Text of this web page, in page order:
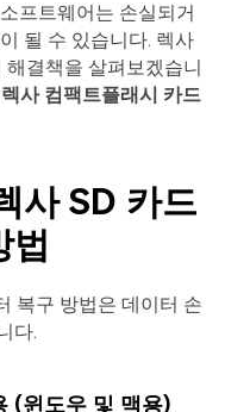
프트웨어는 손실되거
될 수 있습니다. 렉사
결책을 살펴보겠습니
렉사 컴팩트플래시 카드
사 SD 카드
법
복구 방법은 데이터 손
다.
(윈도우 및 맥용)